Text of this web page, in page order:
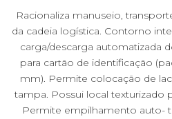
Racionaliza manuseio,
da cadeia logística. Contorno
carga/descarga automatizada
para cartão de identificação
mm). Permite colocação de
tampa. Possui local texturizado
Permite empilhamento auto-